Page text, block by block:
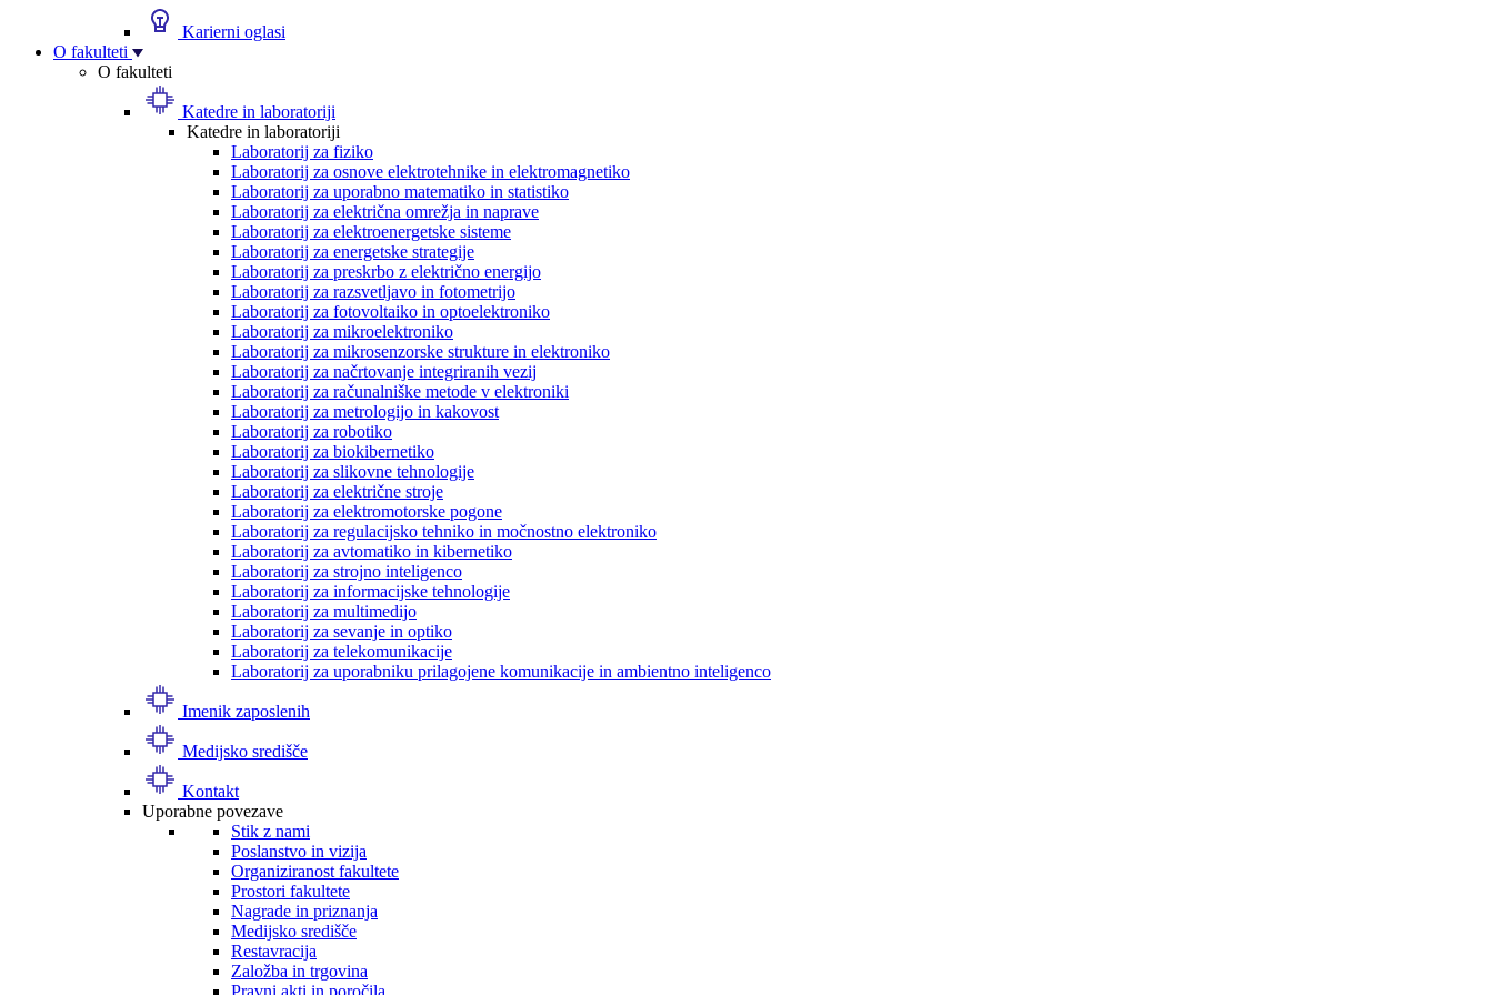
Karierni oglasi
O fakulteti
O fakulteti
Katedre in laboratoriji
Katedre in laboratoriji
Laboratorij za fiziko
Laboratorij za osnove elektrotehnike in elektromagnetiko
Laboratorij za uporabno matematiko in statistiko
Laboratorij za električna omrežja in naprave
Laboratorij za elektroenergetske sisteme
Laboratorij za energetske strategije
Laboratorij za preskrbo z električno energijo
Laboratorij za razsvetljavo in fotometrijo
Laboratorij za fotovoltaiko in optoelektroniko
Laboratorij za mikroelektroniko
Laboratorij za mikrosenzorske strukture in elektroniko
Laboratorij za načrtovanje integriranih vezij
Laboratorij za računalniške metode v elektroniki
Laboratorij za metrologijo in kakovost
Laboratorij za robotiko
Laboratorij za biokibernetiko
Laboratorij za slikovne tehnologije
Laboratorij za električne stroje
Laboratorij za elektromotorske pogone
Laboratorij za regulacijsko tehniko in močnostno elektroniko
Laboratorij za avtomatiko in kibernetiko
Laboratorij za strojno inteligenco
Laboratorij za informacijske tehnologije
Laboratorij za multimedijo
Laboratorij za sevanje in optiko
Laboratorij za telekomunikacije
Laboratorij za uporabniku prilagojene komunikacije in ambientno inteligenco
Imenik zaposlenih
Medijsko središče
Kontakt
Uporabne povezave
Stik z nami
Poslanstvo in vizija
Organiziranost fakultete
Prostori fakultete
Nagrade in priznanja
Medijsko središče
Restavracija
Založba in trgovina
Pravni akti in poročila